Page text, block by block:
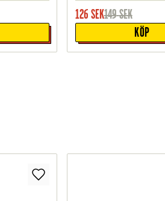
126 SEK149SEK
KÖP